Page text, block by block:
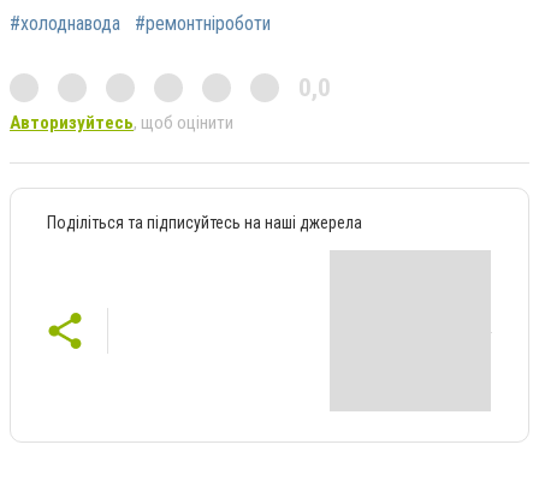
#холоднавода #ремонтніроботи
0,0
Авторизуйтесь, щоб оцінити
Поділіться та підписуйтесь на наші джерела